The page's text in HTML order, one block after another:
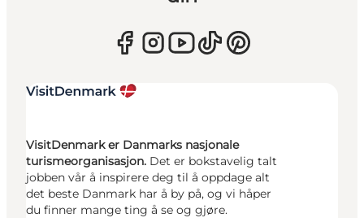
VisitDenmark er Danmarks nasjonale
turismeorganisasjon. Det er bokstavelig talt
jobben vår å inspirere deg til å oppdage alt
det beste Danmark har å by på, og vi håper
du finner mange ting å se og gjøre.